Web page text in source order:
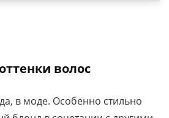
волос
в моде. Особенно стильно